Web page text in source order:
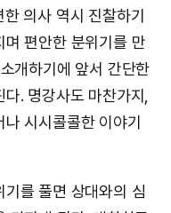
의사 역시 진찰하기
편안한 분위기를 만
개하기에 앞서 간단한
. 명강사도 마찬가지,
시시콜콜한 이야기
를 풀면 상대와의 심